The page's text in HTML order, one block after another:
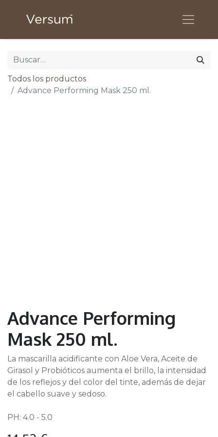
Todos los productos
Advance Performing Mask 250 ml.
Advance Performing
Mask 250 ml.
La mascarilla acidificante con Aloe Vera, Aceite de
Girasol y Probióticos aumenta el brillo, la intensidad
de los reflejos y del color del tinte, además de dejar
el cabello suave y sedoso.
PH: 4.0 - 5.0